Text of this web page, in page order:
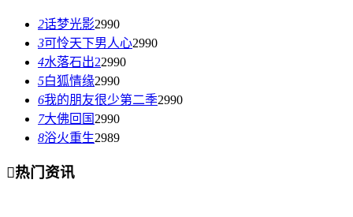
2话梦光影2990
3可怜天下男人心2990
4水落石出22990
5白狐情缘2990
6我的朋友很少第二季2990
7大佛回国 2990
8浴火重生2989
热门资讯